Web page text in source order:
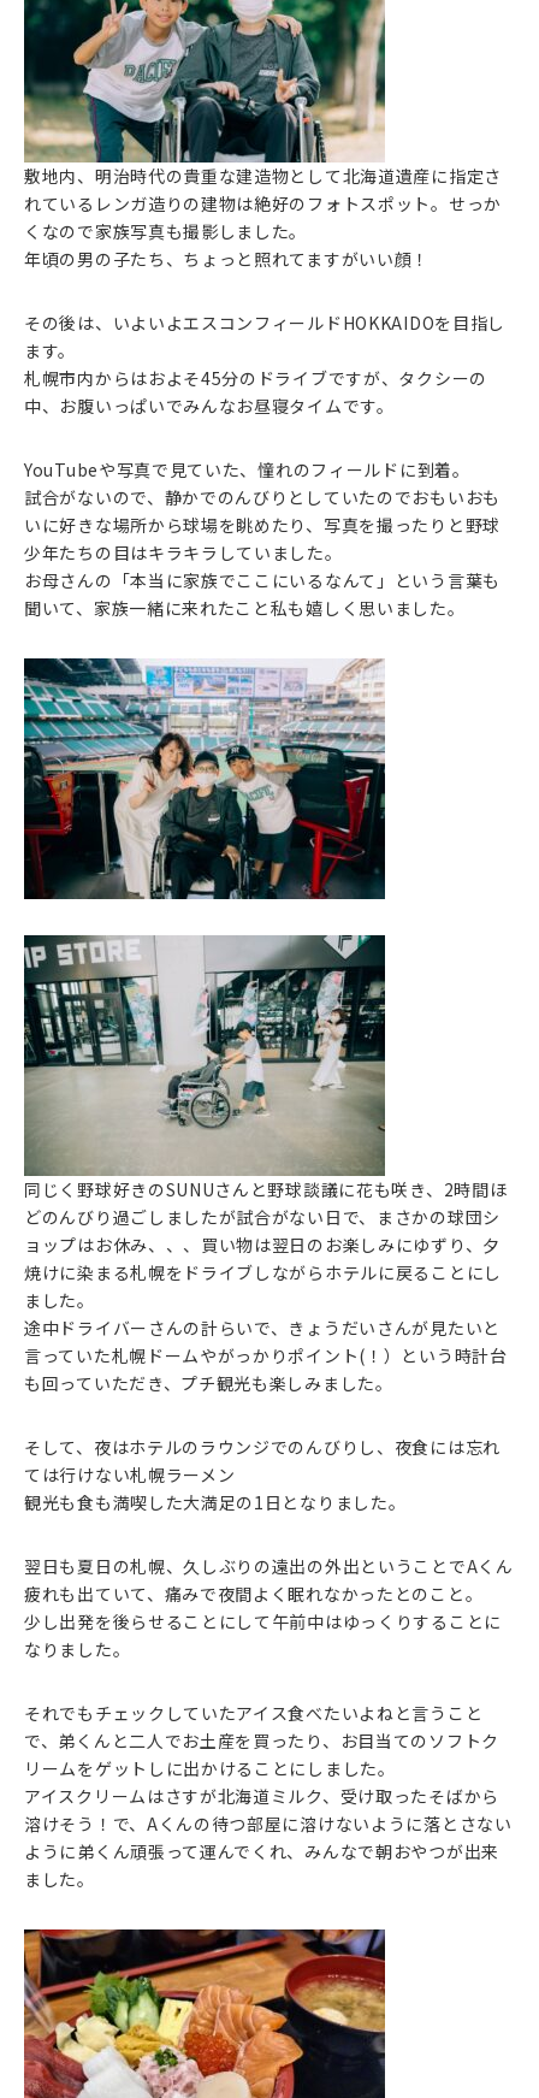
敷地内、明治時代の貴重な建造物として北海道遺産に指定さ
れているレンガ造りの建物は絶好のフォトスポット。せっか
くなので家族写真も撮影しました。
年頃の男の子たち、ちょっと照れてますがいい顔！
その後は、いよいよエスコンフィールドHOKKAIDOを目指し
ます。
札幌市内からはおよそ45分のドライブですが、タクシーの
中、お腹いっぱいでみんなお昼寝タイムです。
YouTubeや写真で見ていた、憧れのフィールドに到着。
試合がないので、静かでのんびりとしていたのでおもいおも
いに好きな場所から球場を眺めたり、写真を撮ったりと野球
少年たちの目はキラキラしていました。
お母さんの「本当に家族でここにいるなんて」という言葉も
聞いて、家族一緒に来れたこと私も嬉しく思いました。
同じく野球好きのSUNUさんと野球談議に花も咲き、2時間ほ
どのんびり過ごしましたが試合がない日で、まさかの球団シ
ョップはお休み、、、買い物は翌日のお楽しみにゆずり、夕
焼けに染まる札幌をドライブしながらホテルに戻ることにし
ました。
途中ドライバーさんの計らいで、きょうだいさんが見たいと
言っていた札幌ドームやがっかりポイント(！）という時計台
も回っていただき、プチ観光も楽しみました。
そして、夜はホテルのラウンジでのんびりし、夜食には忘れ
ては行けない札幌ラーメン
観光も食も満喫した大満足の1日となりました。
翌日も夏日の札幌、久しぶりの遠出の外出ということでAくん
疲れも出ていて、痛みで夜間よく眠れなかったとのこと。
少し出発を後らせることにして午前中はゆっくりすることに
なりました。
それでもチェックしていたアイス食べたいよねと言うこと
で、弟くんと二人でお土産を買ったり、お目当てのソフトク
リームをゲットしに出かけることにしました。
アイスクリームはさすが北海道ミルク、受け取ったそばから
溶けそう！で、Aくんの待つ部屋に溶けないように落とさない
ように弟くん頑張って運んでくれ、みんなで朝おやつが出来
ました。